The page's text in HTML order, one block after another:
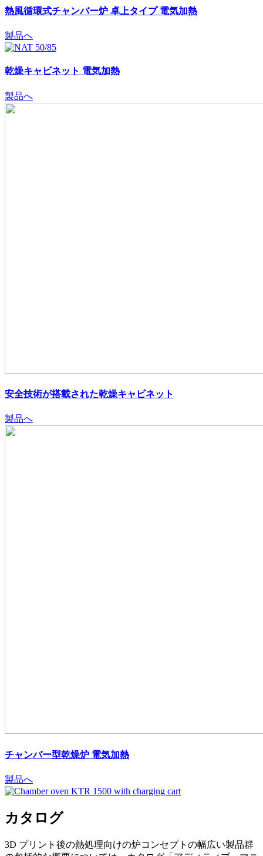
熱風循環式チャンバー炉 卓上タイプ 電気加熱
製品へ
乾燥キャビネット 電気加熱
製品へ
安全技術が搭載された乾燥キャビネット
製品へ
チャンバー型乾燥炉 電気加熱
製品へ
カタログ
3D プリント後の熱処理向けの炉コンセプトの幅広い製品群